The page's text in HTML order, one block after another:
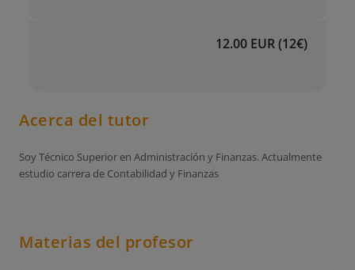
12.00 EUR (12€)
Acerca del tutor
Soy Técnico Superior en Administración y Finanzas. Actualmente
estudio carrera de Contabilidad y Finanzas
Materias del profesor